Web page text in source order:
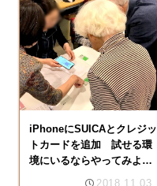
iPhoneにSUICAとクレジッ
トカードを追加 試せる環
境にいるならやってみよ
2018.11.03